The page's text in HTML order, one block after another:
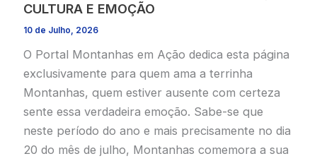
CULTURA E EMOÇÃO
10 de Julho, 2026
O Portal Montanhas em Ação dedica esta página
exclusivamente para quem ama a terrinha
Montanhas, quem estiver ausente com certeza
sente essa verdadeira emoção. Sabe-se que
neste período do ano e mais precisamente no dia
20 do mês de julho, Montanhas comemora a sua